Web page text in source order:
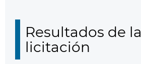
Resultados de la
licitación